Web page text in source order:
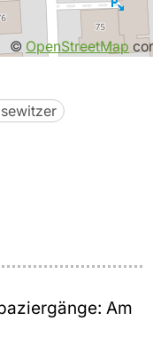
© OpenStreetMap
Am